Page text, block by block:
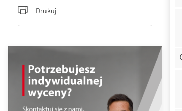
Drukuj